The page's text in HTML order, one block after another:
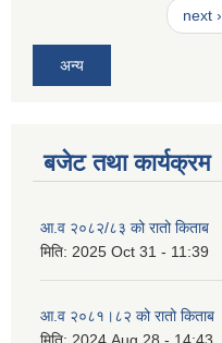
next ›
अन्य
बजेट तथा कार्यक्रम
आ.व २०८२/८३ को रातो किताब
मिति: 2025 Oct 31 - 11:39
आ.व २०८१।८२ को रातो किताब